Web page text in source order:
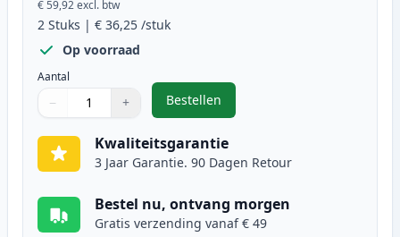
€ 59,92excl. btw
2 Stuks | € 36,25 /stuk
Op voorraad
Aantal
Gebruik de knoppen om aan te passen
− +
1
Bestellen
,2 stuks Canon FX-10
Kwaliteitsgarantie
3 Jaar Garantie. 90 Dagen Retour
Bestel nu, ontvang morgen
Gratis verzending vanaf € 49